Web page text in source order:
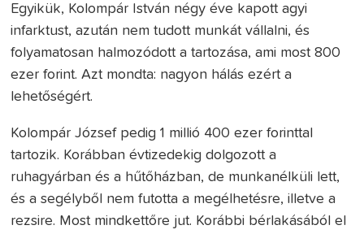
Egyikük, Kolompár István négy éve kapott agyi
infarktust, azután nem tudott munkát vállalni, és
folyamatosan halmozódott a tartozása, ami most 800
ezer forint. Azt mondta: nagyon hálás ezért a
lehetőségért.
Kolompár József pedig 1 millió 400 ezer forinttal
tartozik. Korábban évtizedekig dolgozott a
ruhagyárban és a hűtőházban, de munkanélküli lett,
és a segélyből nem futotta a megélhetésre, illetve a
rezsire. Most mindkettőre jut. Korábbi bérlakásából el